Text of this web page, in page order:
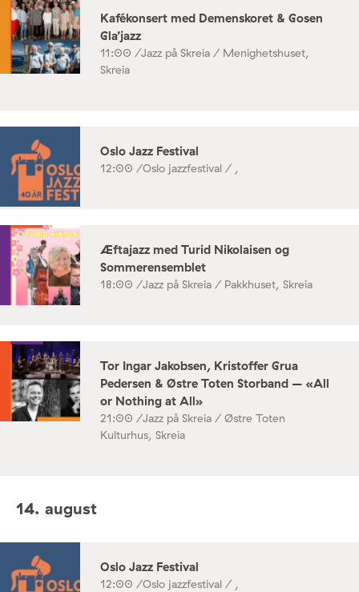
Kafékonsert med Demenskoret & Gosen
Gla’jazz
11:00 /Jazz på Skreia / Menighetshuset,
Skreia
Oslo Jazz Festival
12:00 /Oslo jazzfestival / ,
Æftajazz med Turid Nikolaisen og
Sommerensemblet
18:00 /Jazz på Skreia / Pakkhuset, Skreia
Tor Ingar Jakobsen, Kristoffer Grua
Pedersen & Østre Toten Storband – «All
or Nothing at All»
21:00 /Jazz på Skreia / Østre Toten
Kulturhus, Skreia
14. august
Oslo Jazz Festival
12:00 /Oslo jazzfestival / ,